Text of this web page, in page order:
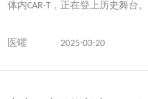
体内CAR-T，正在登上历史舞台。
医曜 2025-03-20